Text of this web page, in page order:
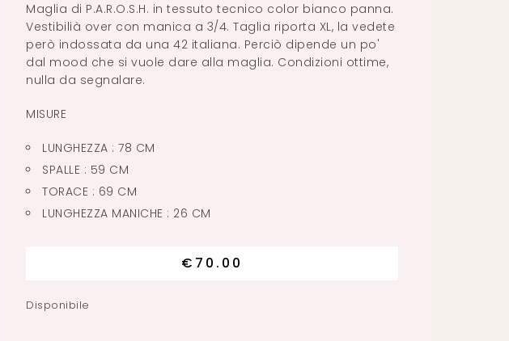
Maglia di P.A.R.O.S.H. in tessuto tecnico color bianco panna.
Vestibilià over con manica a 3/4. Taglia riporta XL, la vedete
però indossata da una 42 italiana. Perciò dipende un po'
dal mood che si vuole dare alla maglia. Condizioni ottime,
nulla da segnalare.
MISURE
LUNGHEZZA : 78 CM
SPALLE : 59 CM
TORACE : 69 CM
LUNGHEZZA MANICHE : 26 CM
€ 70.00
Disponibile